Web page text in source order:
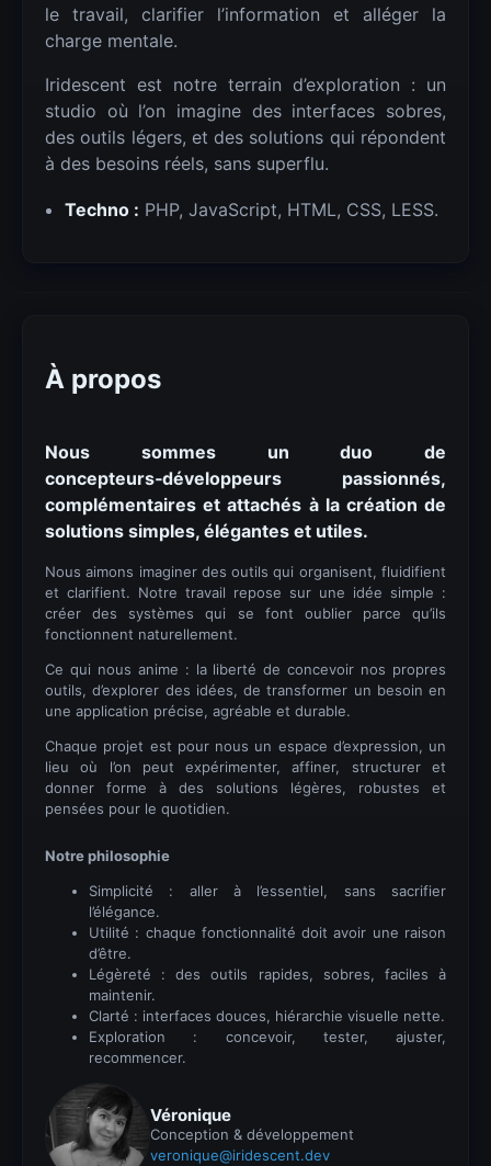
le travail, clarifier l’information et alléger la
charge mentale.
Iridescent est notre terrain d’exploration : un
studio où l’on imagine des interfaces sobres,
des outils légers, et des solutions qui répondent
à des besoins réels, sans superflu.
Techno : PHP, JavaScript, HTML, CSS, LESS.
À propos
Nous sommes un duo de
concepteurs‑développeurs passionnés,
complémentaires et attachés à la création de
solutions simples, élégantes et utiles.
Nous aimons imaginer des outils qui organisent, fluidifient
et clarifient. Notre travail repose sur une idée simple :
créer des systèmes qui se font oublier parce qu’ils
fonctionnent naturellement.
Ce qui nous anime : la liberté de concevoir nos propres
outils, d’explorer des idées, de transformer un besoin en
une application précise, agréable et durable.
Chaque projet est pour nous un espace d’expression, un
lieu où l’on peut expérimenter, affiner, structurer et
donner forme à des solutions légères, robustes et
pensées pour le quotidien.
Notre philosophie
Simplicité : aller à l’essentiel, sans sacrifier
l’élégance.
Utilité : chaque fonctionnalité doit avoir une raison
d’être.
Légèreté : des outils rapides, sobres, faciles à
maintenir.
Clarté : interfaces douces, hiérarchie visuelle nette.
Exploration : concevoir, tester, ajuster,
recommencer.
Véronique
Conception & développement
veronique@iridescent.dev